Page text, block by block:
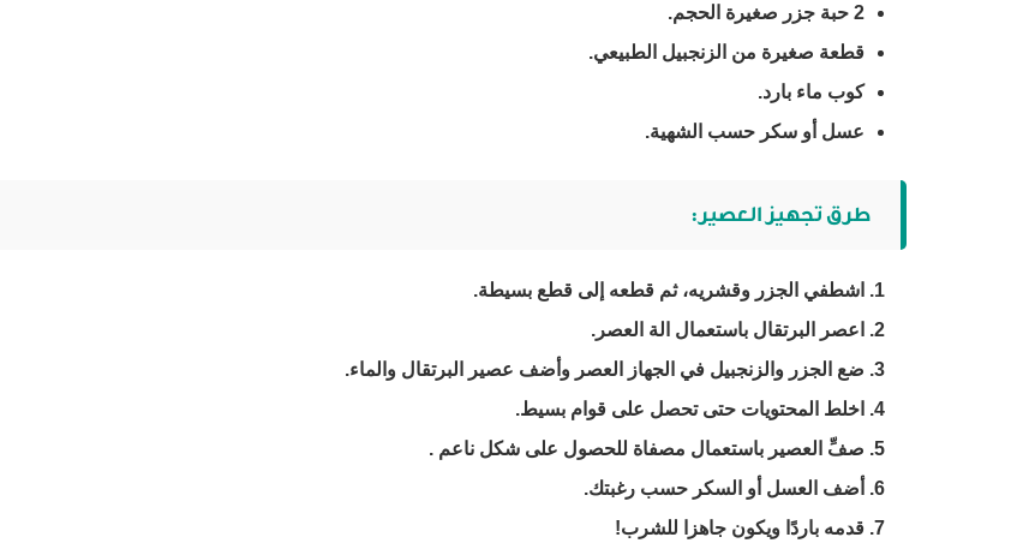
2 حبة جزر صغيرة الحجم.
قطعة صغيرة من الزنجبيل الطبيعي.
كوب ماء بارد.
عسل أو سكر حسب الشهية.
طرق تجهيز العصير:
اشطفي الجزر وقشريه، ثم قطعه إلى قطع بسيطة.
اعصر البرتقال باستعمال الة العصر.
ضع الجزر والزنجبيل في الجهاز العصر وأضف عصير البرتقال والماء.
اخلط المحتويات حتى تحصل على قوام بسيط.
صفِّ العصير باستعمال مصفاة للحصول على شكل ناعم .
أضف العسل أو السكر حسب رغبتك.
قدمه باردًا ويكون جاهزا للشرب!